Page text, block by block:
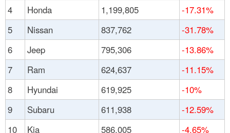
4
Honda 1,199,805
-17.31%
5
Nissan 837,762
-31.78%
6
Jeep 795,306
-13.86%
7
Ram 624,637
-11.15%
8
Hyundai 619,925
-10%
9
Subaru 611,938
-12.59%
10
Kia 586,005
-4.65%